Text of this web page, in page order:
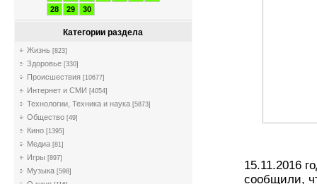
28
29 30
Категории раздела
Жизнь [823]
Здоровье [330]
Происшествия [10677]
Интернет и СМИ [4054]
Технологии, Техника и наука [5873]
Общество [49]
Кино [1395]
Медиа [81]
Игры [897]
Музыка [598]
15.11.2016
сообщили,